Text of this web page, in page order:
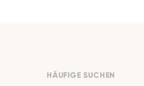
HÄUFIGE SUCHEN